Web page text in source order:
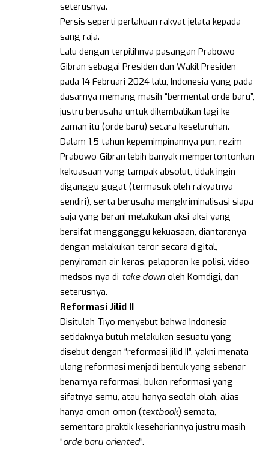
seterusnya.
Persis seperti perlakuan rakyat jelata kepada
sang raja.
Lalu dengan terpilihnya pasangan Prabowo-
Gibran sebagai Presiden dan Wakil Presiden
pada 14 Februari 2024 lalu, Indonesia yang pada
dasarnya memang masih “bermental orde baru”,
justru berusaha untuk dikembalikan lagi ke
zaman itu (orde baru) secara keseluruhan.
Dalam 1,5 tahun kepemimpinannya pun, rezim
Prabowo-Gibran lebih banyak mempertontonkan
kekuasaan yang tampak absolut, tidak ingin
diganggu gugat (termasuk oleh rakyatnya
sendiri), serta berusaha mengkriminalisasi siapa
saja yang berani melakukan aksi-aksi yang
bersifat mengganggu kekuasaan, diantaranya
dengan melakukan teror secara digital,
penyiraman air keras, pelaporan ke polisi, video
medsos-nya di-take down oleh Komdigi, dan
seterusnya.
Reformasi Jilid II
Disitulah Tiyo menyebut bahwa Indonesia
setidaknya butuh melakukan sesuatu yang
disebut dengan “reformasi jilid II”, yakni menata
ulang reformasi menjadi bentuk yang sebenar-
benarnya reformasi, bukan reformasi yang
sifatnya semu, atau hanya seolah-olah, alias
hanya omon-omon (textbook) semata,
sementara praktik kesehariannya justru masih
“orde baru oriented“.